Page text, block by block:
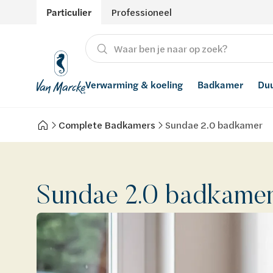
Particulier Professioneel
Verwarming & koeling
Verwarming
Badkamer
Producten
Advies
Inspiratie
Stijlen
Hernieuwbare energie
Regenwaterrecuperatie
Smart Home
Waterontharders
Complete Badkamers Sundae 2.0 badkamer
Sundae 2.0